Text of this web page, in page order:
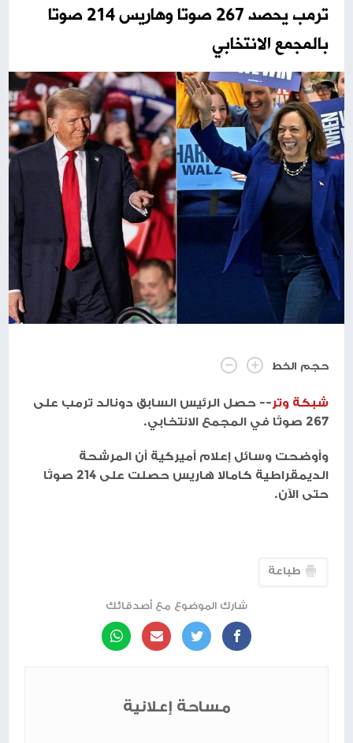
ترمب يحصد 267 صوتا وهاريس 214 صوتا
بالمجمع الانتخابي
حجم الخط
شبكة وتر -- حصل الرئيس السابق دونالد ترمب على
267 صوتًا في المجمع الانتخابي.
وأوضحت وسائل إعلام أميركية أن المرشحة
الديمقراطية كامالا هاريس حصلت على 214 صوتًا
حتى الآن.
طباعة
شارك الموضوع مع أصدقائك
مساحة إعلانية